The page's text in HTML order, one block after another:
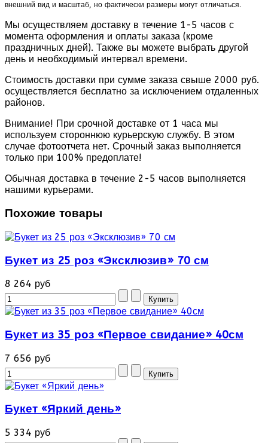
внешний вид и масштаб, но фактически размеры могут отличаться.
Мы осуществляем доставку в течение 1-5 часов с
момента оформления и оплаты заказа (кроме
праздничных дней). Также вы можете выбрать другой
день и необходимый интервал времени.
Стоимость доставки при сумме заказа свыше 2000 руб.
осуществляется бесплатно за исключением отдаленных
районов.
Внимание! При срочной доставке от 1 часа мы
используем стороннюю курьерскую службу. В этом
случае фотоотчета нет. Срочный заказ выполняется
только при 100% предоплате!
Обычная доставка в течение 2-5 часов выполняется
нашими курьерами.
Похожие товары
Букет из 25 роз «Эксклюзив» 70 см
8 264 руб
Букет из 35 роз «Первое свидание» 40см
7 656 руб
Букет «Яркий день»
5 334 руб